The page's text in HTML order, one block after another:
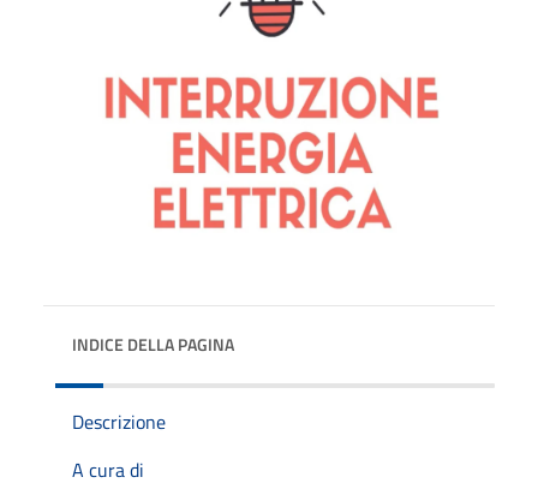
INDICE DELLA PAGINA
Descrizione
A cura di